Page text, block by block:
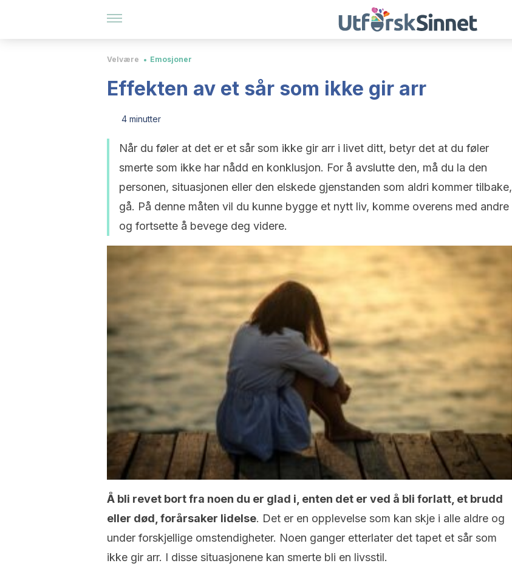
Velvære Emosjoner
Effekten av et sår som ikke gir arr
4 minutter
Når du føler at det er et sår som ikke gir arr i livet ditt, betyr det at du føler
smerte som ikke har nådd en konklusjon. For å avslutte den, må du la den
personen, situasjonen eller den elskede gjenstanden som aldri kommer tilbake,
gå. På denne måten vil du kunne bygge et nytt liv, komme overens med andre
og fortsette å bevege deg videre.
Å bli revet bort fra noen du er glad i, enten det er ved å bli forlatt, et brudd
eller død, forårsaker lidelse. Det er en opplevelse som kan skje i alle aldre og
under forskjellige omstendigheter. Noen ganger etterlater det tapet et sår som
ikke gir arr. I disse situasjonene kan smerte bli en livsstil.